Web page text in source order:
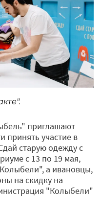
приглашают
принять участие в
старую одежду с
с 13 по 19 мая,
а ивановцы,
на скидку на
"Колыбели"